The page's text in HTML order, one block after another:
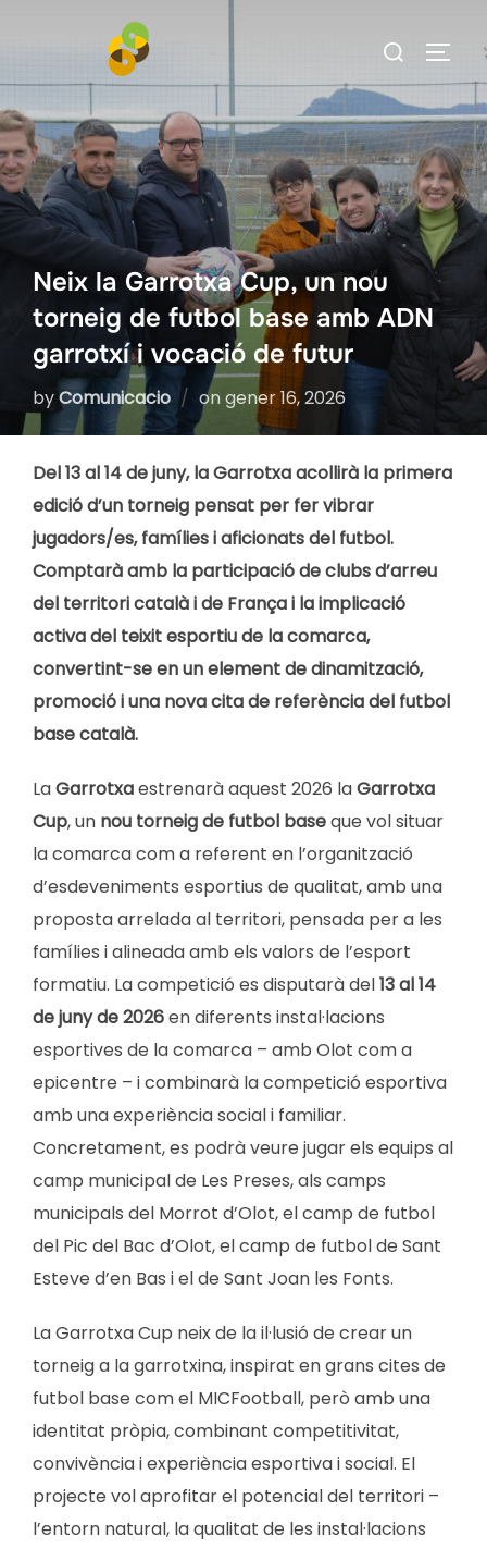
Search
Neix la Garrotxa Cup, un nou
torneig de futbol base amb ADN
garrotxí i vocació de futur
byComunicacio onPosted
gener 16, 2026
Del 13 al 14 de juny, la Garrotxa acollirà la primera
edició d’un torneig pensat per fer vibrar
jugadors/es, famílies i aficionats del futbol.
Comptarà amb la participació de clubs d’arreu
del territori català i de França i la implicació
activa del teixit esportiu de la comarca,
convertint-se en un element de dinamització,
promoció i una nova cita de referència del futbol
base català.
LaGarrotxaestrenarà aquest 2026 laGarrotxa
Cup, un nou torneig de futbol baseque vol situar
la comarca com a referent en l’organització
d’esdeveniments esportius de qualitat, amb una
proposta arrelada al territori, pensada per a les
famílies i alineada amb els valors de l’esport
formatiu. La competició es disputarà del13al 14
de juny de 2026en diferents instal·lacions
esportives de la comarca – amb Olot com a
epicentre – i combinarà la competició esportiva
amb una experiència social i familiar.
Concretament, es podrà veure jugar els equips al
camp municipal de Les Preses, als camps
municipals del Morrot d’Olot, el camp de futbol
del Pic del Bac d’Olot, el camp de futbol de Sant
Esteve d’en Bas i el de Sant Joan les Fonts.
La Garrotxa Cup neix de la il·lusió de crear un
torneig a la garrotxina, inspirat en grans cites de
futbol base com el MICFootball, però amb una
identitat pròpia, combinant competitivitat,
convivència i experiència esportiva i social. El
projecte vol aprofitar el potencial del territori –
l’entorn natural, la qualitat de les instal·lacions